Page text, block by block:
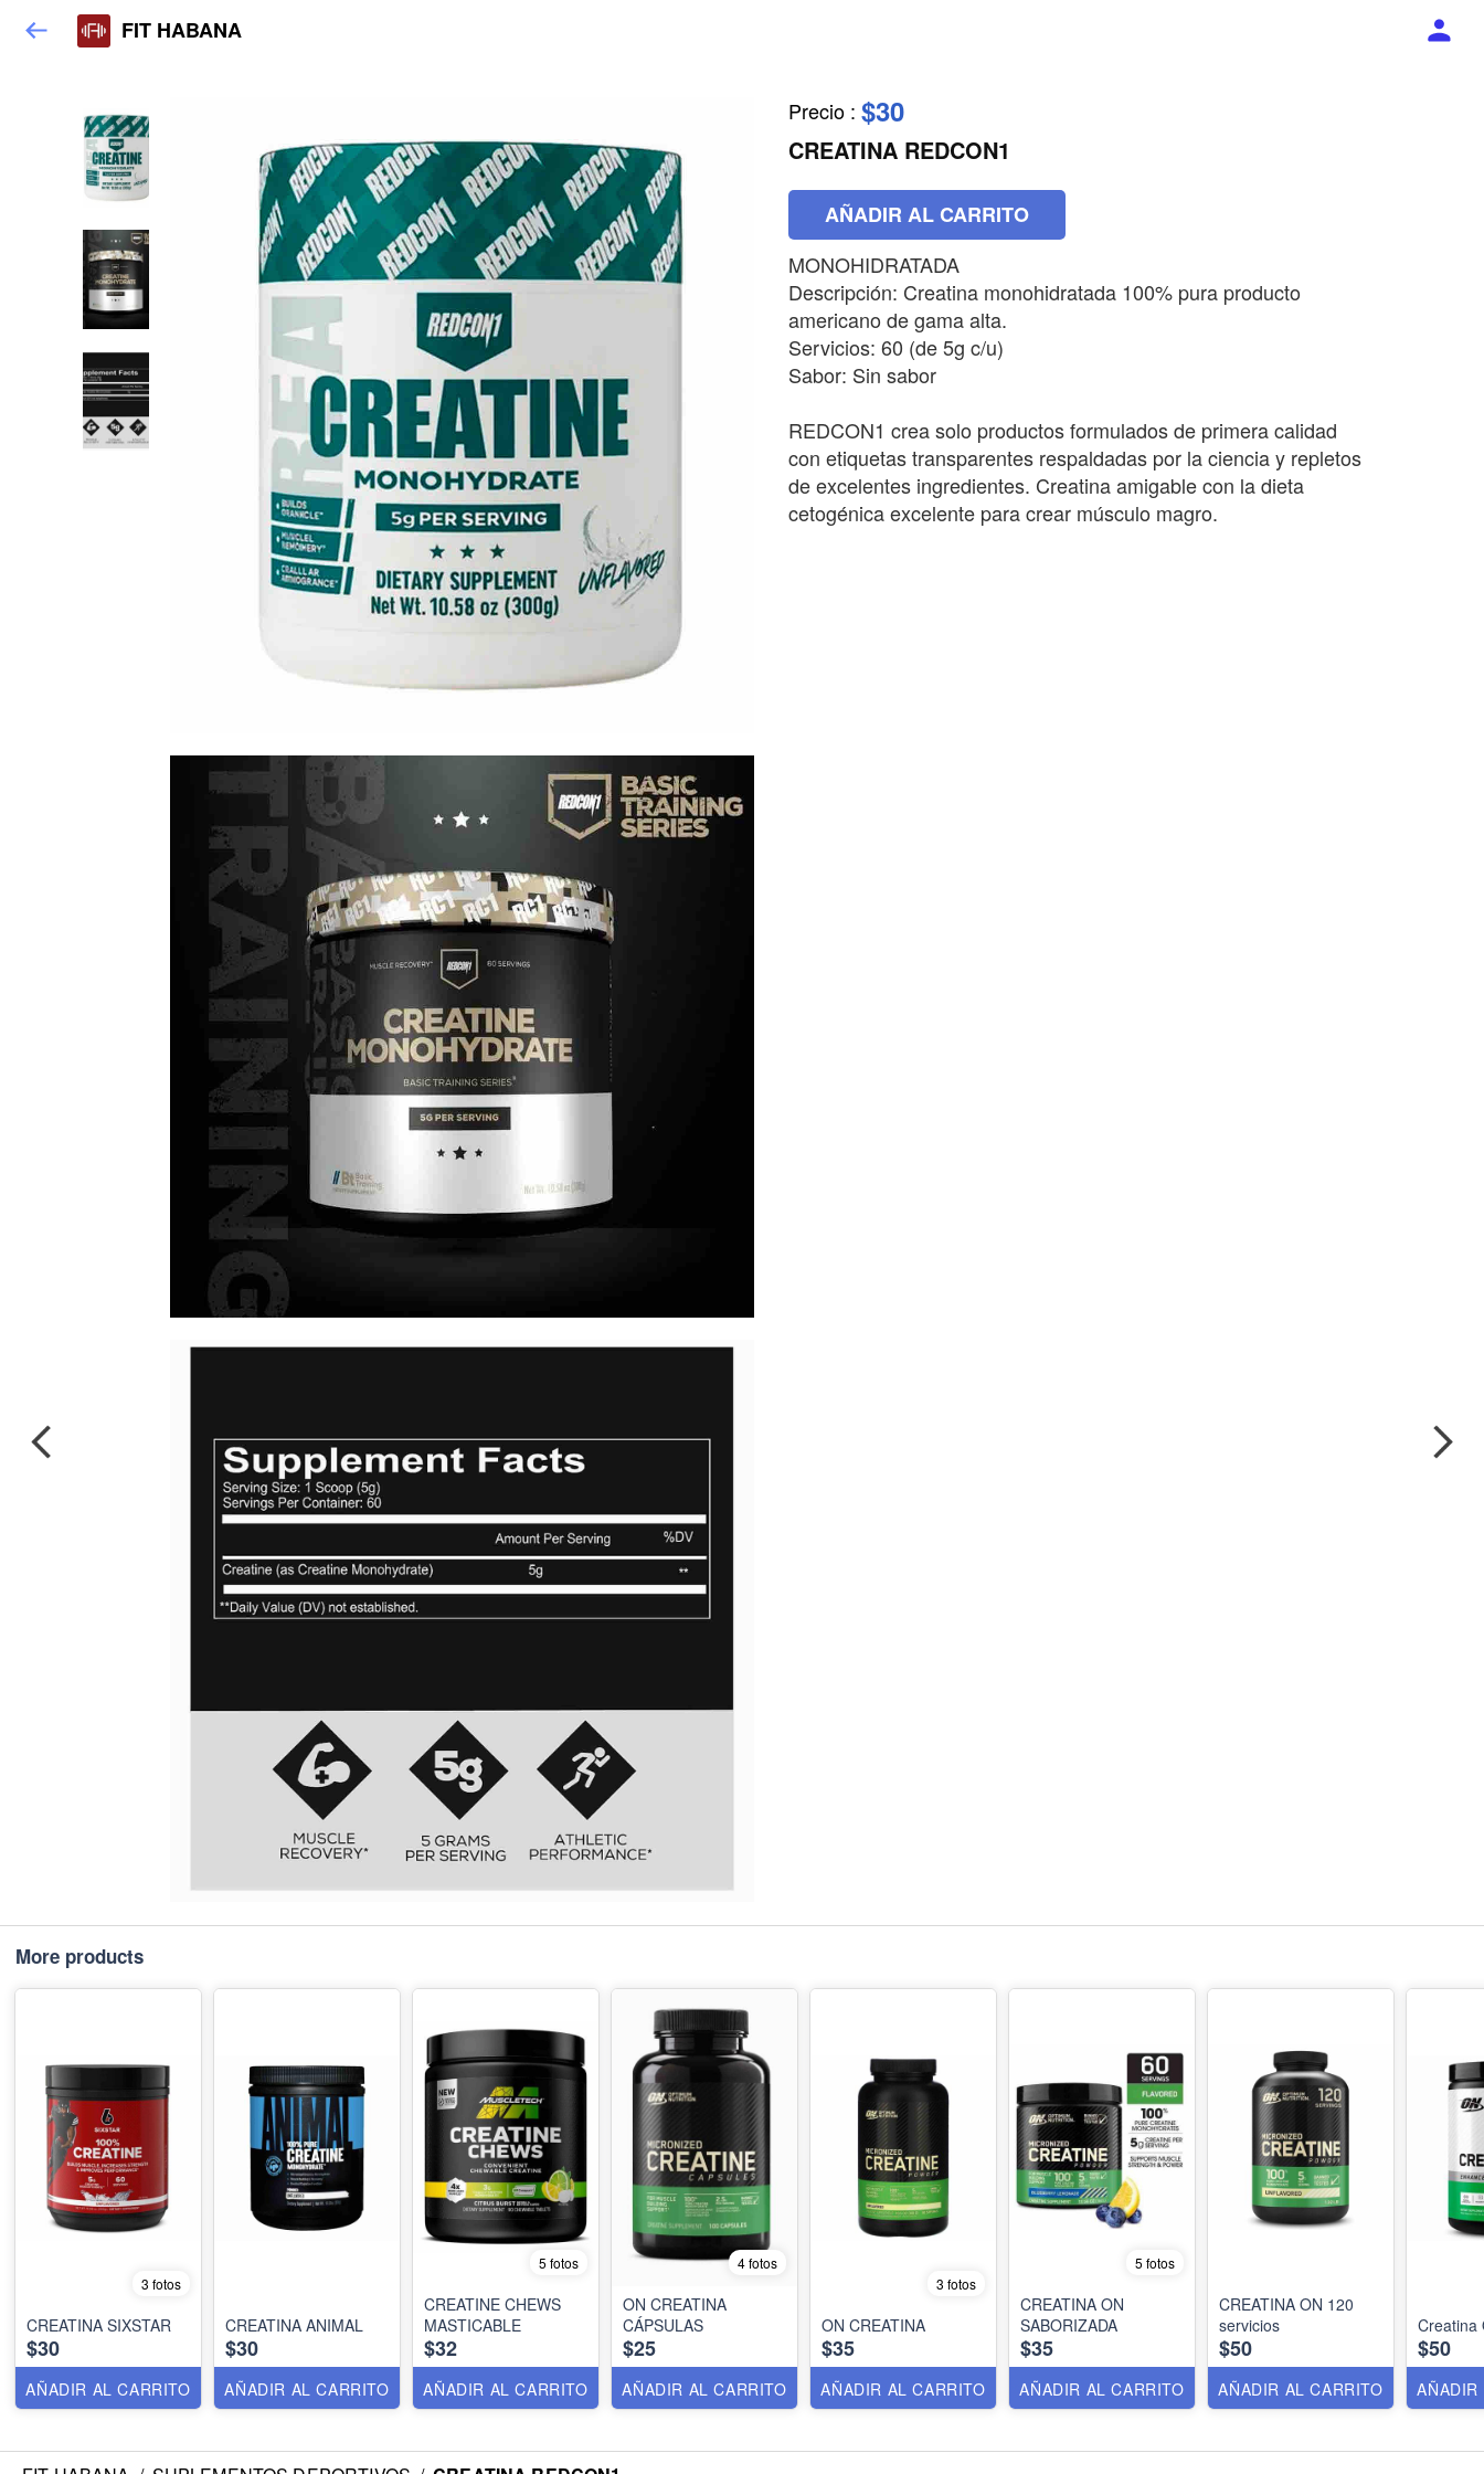
FIT HABANA
Precio : $30
CREATINA REDCON1
AÑADIR AL CARRITO
MONOHIDRATADA
Descripción: Creatina monohidratada 100% pura producto
americano de gama alta.
Servicios: 60 (de 5g c/u)
Sabor: Sin sabor
REDCON1 crea solo productos formulados de primera calidad
con etiquetas transparentes respaldadas por la ciencia y repletos
de excelentes ingredientes. Creatina amigable con la dieta
cetogénica excelente para crear músculo magro.
More products
3 fotos
CREATINA SIXSTAR
$30
AÑADIR AL CARRITO
CREATINA ANIMAL
$30
AÑADIR AL CARRITO
5 fotos
CREATINE CHEWS
MASTICABLE
$32
AÑADIR AL CARRITO
4 fotos
ON CREATINA
CÁPSULAS
$25
AÑADIR AL CARRITO
3 fotos
ON CREATINA
$35
AÑADIR AL CARRITO
5 fotos
CREATINA ON
SABORIZADA
$35
AÑADIR AL CARRITO
CREATINA ON 120
servicios
$50
AÑADIR AL CARRITO
Creatina
$50
AÑADIR